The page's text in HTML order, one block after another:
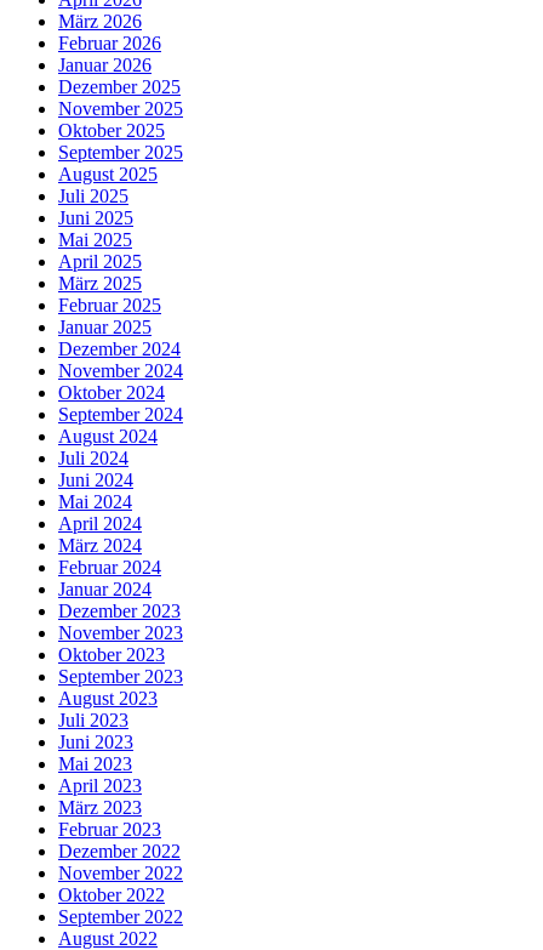
März 2026
Februar 2026
Januar 2026
Dezember 2025
November 2025
Oktober 2025
September 2025
August 2025
Juli 2025
Juni 2025
Mai 2025
April 2025
März 2025
Februar 2025
Januar 2025
Dezember 2024
November 2024
Oktober 2024
September 2024
August 2024
Juli 2024
Juni 2024
Mai 2024
April 2024
März 2024
Februar 2024
Januar 2024
Dezember 2023
November 2023
Oktober 2023
September 2023
August 2023
Juli 2023
Juni 2023
Mai 2023
April 2023
März 2023
Februar 2023
Dezember 2022
November 2022
Oktober 2022
September 2022
August 2022